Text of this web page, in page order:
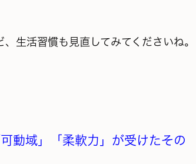
生活習慣も見直してみてくださいね。
動域」「柔軟力」が受けたその